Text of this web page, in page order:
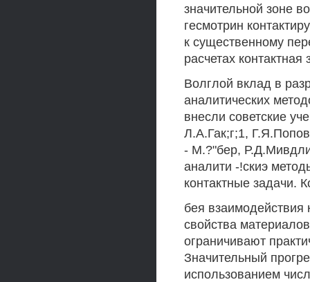
значительной зоне
гесмотрин
к существенному
расчетах
Волглой вклад в
аналитических
внесли советские
Л.А.Гак;г;1,
- М.?"бер,
аналити -!скиэ
контактные задачи.
бея взаимодействия
свойства
ограничивают
Значительный
использованием